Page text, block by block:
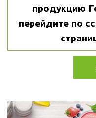
продукцию
перейдите по